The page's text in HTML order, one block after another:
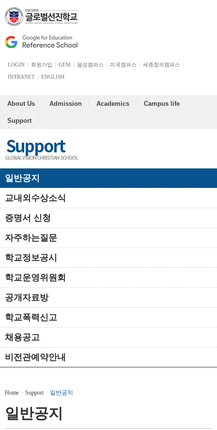
LOGIN 회원가입 GEM 음성캠퍼스 미국캠퍼스 세종창의캠퍼스
INTRANET ENGLISH
About Us Admission Academics Campus life
Support
일반공지
교내외수상소식
증명서 신청
자주하는질문
학교정보공시
학교운영위원회
공개자료방
학교폭력신고
채용공고
비전관예약안내
Home > Support > 일반공지
일반공지